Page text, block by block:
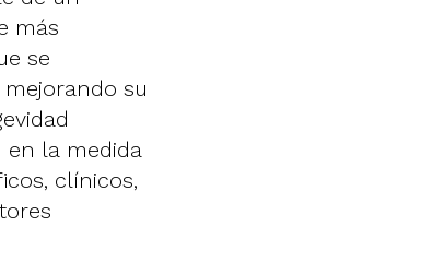
más
se
su
en la medida
clínicos,